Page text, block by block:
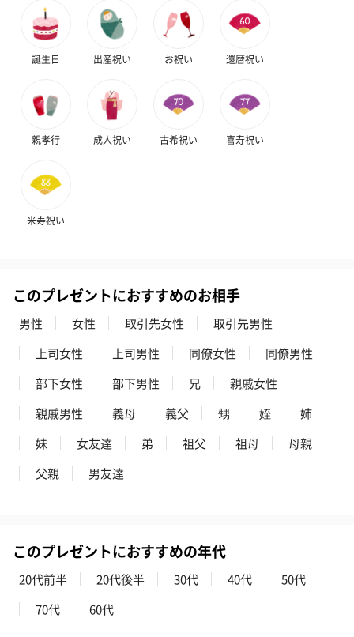
誕生日 出産祝い お祝い 還暦祝い
親孝行 成人祝い 古希祝い 喜寿祝い
米寿祝い
このプレゼントにおすすめのお相手
男性 女性 取引先女性
取引先男性
上司女性
上司男性 同僚女性
同僚男性
部下女性
部下男性 兄
親戚女性
親戚男性
義母 義父 甥 姪
姉
妹
女友達 弟 祖父 祖母
母親
父親
男友達
このプレゼントにおすすめの年代
20代前半 20代後半 30代 40代
50代
70代
60代